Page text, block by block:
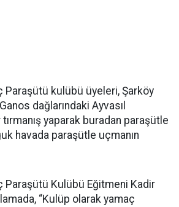
Paraşütü kulübü üyeleri, Şarköy
dağlarındaki Ayvasıl
yaparak buradan paraşütle
havada paraşütle uçmanın
Paraşütü Kulübü Eğitmeni Kadir
“Kulüp olarak yamaç